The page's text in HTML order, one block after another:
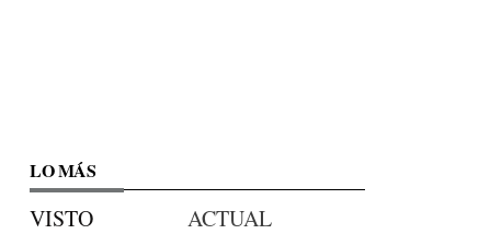
LO MÁS
VISTO ACTUAL